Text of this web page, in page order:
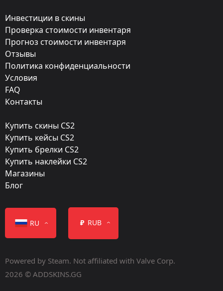
Exterior:
Немного поношенное
Ядро кобальта
Finish catalog:
Популярность:
75 %
Мастерская:
Инвестиции в скины
Проверка стоимости инвентаря
Прогноз стоимости инвентаря
Отзывы
Политика конфиденциальности
Условия
FAQ
Контакты
Купить скины CS2
Купить кейсы CS2
Купить брелки CS2
Купить наклейки CS2
Магазины
Блог
RU ₽ RUB
Powered by Steam. Not affiliated with Valve Corp.
2026 © ADDSKINS.GG